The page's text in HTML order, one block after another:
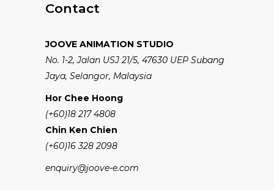
Contact
JOOVE ANIMATION STUDIO
No. 1-2, Jalan USJ 21/5, 47630 UEP Subang
Jaya, Selangor, Malaysia
Hor Chee Hoong
(+60)18 217 4808
Chin Ken Chien
(+60)16 328 2098
enquiry@joove-e.com